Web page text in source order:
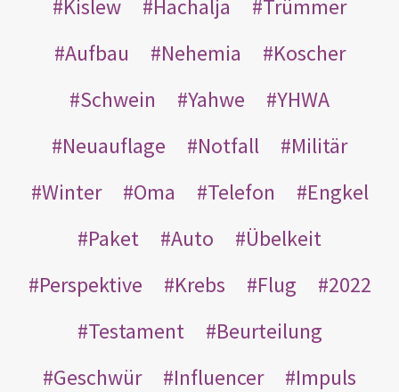
Kislew
Hachalja
Trümmer
Aufbau
Nehemia
Koscher
Schwein
Yahwe
YHWA
Neuauflage
Notfall
Militär
Winter
Oma Telefon
Engkel
Paket
Auto
Übelkeit
Perspektive
Krebs Flug
2022
Testament
Beurteilung
Geschwür
Influencer
Impuls